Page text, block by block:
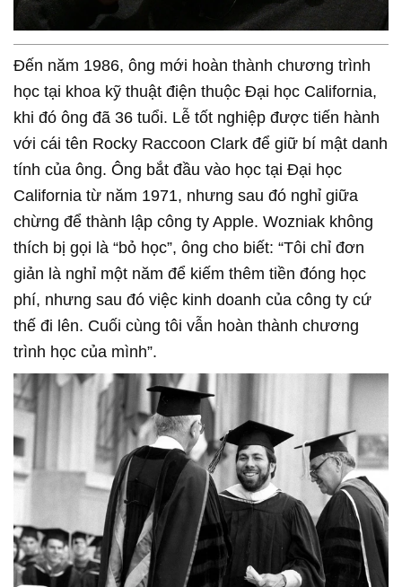
Đến năm 1986, ông mới hoàn thành chương trình
học tại khoa kỹ thuật điện thuộc Đại học California,
khi đó ông đã 36 tuổi. Lễ tốt nghiệp được tiến hành
với cái tên Rocky Raccoon Clark để giữ bí mật danh
tính của ông. Ông bắt đầu vào học tại Đại học
California từ năm 1971, nhưng sau đó nghỉ giữa
chừng để thành lập công ty Apple. Wozniak không
thích bị gọi là “bỏ học”, ông cho biết: “Tôi chỉ đơn
giản là nghỉ một năm để kiếm thêm tiền đóng học
phí, nhưng sau đó việc kinh doanh của công ty cứ
thế đi lên. Cuối cùng tôi vẫn hoàn thành chương
trình học của mình”.